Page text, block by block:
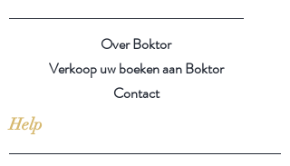
Over Boktor
Verkoop uw boeken aan Boktor
Contact
Help